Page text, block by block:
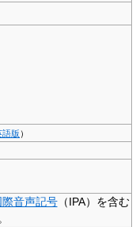
語版）
際音声記号（IPA）を含む